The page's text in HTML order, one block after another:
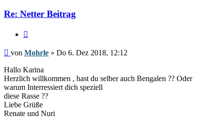
Re: Netter Beitrag
Beitrag
von Mohrle » Do 6. Dez 2018, 12:12
Hallo Karina
Herzlich willkommen , hast du selber auch Bengalen ?? Oder
warum Interressiert dich speziell
diese Rasse ??
Liebe Grüße
Renate und Nuri